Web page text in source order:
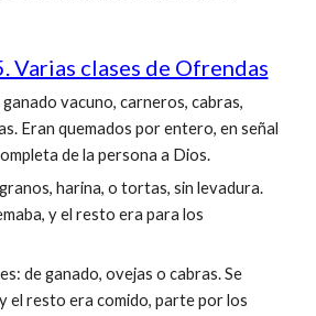
Varias clases de Ofrendas
vacuno, carneros, cabras,
Eran quemados por entero, en señal
de la persona a Dios.
harina, o tortas, sin levadura.
y el resto era para los
de ganado, ovejas o cabras. Se
el resto era comido, parte por los